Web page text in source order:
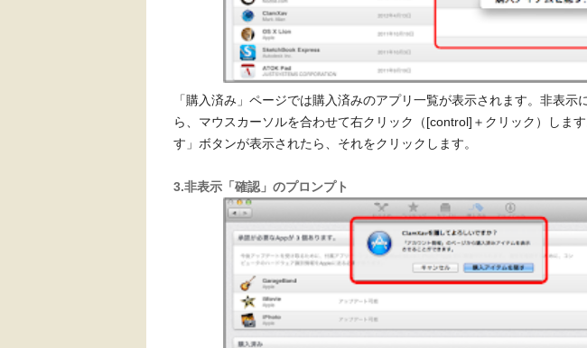
「購入済み」ページでは購入済みのアプリ一覧が表示されます。非表示
ら、マウスカーソルを合わせて右クリック（[control]＋クリック）しま
す」ボタンが表示されたら、それをクリックします。
3.非表示「確認」のプロンプト